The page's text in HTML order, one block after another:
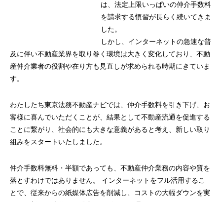
は、法定上限いっぱいの仲介手数料
を請求する慣習が長らく続いてきま
した。
しかし、インターネットの急速な普
及に伴い不動産業界を取り巻く環境は大きく変化しており、不動
産仲介業者の役割や在り方も見直しが求められる時期にきていま
す。
わたしたち東京法務不動産ナビでは、仲介手数料を引き下げ、お
客様に喜んでいただくことが、結果として不動産流通を促進する
ことに繋がり、社会的にも大きな意義があると考え、新しい取り
組みをスタートいたしました。
仲介手数料無料・半額であっても、不動産仲介業務の内容や質を
落とすわけではありません。 インターネットをフル活用するこ
とで、従来からの紙媒体広告を削減し、コストの大幅ダウンを実